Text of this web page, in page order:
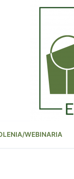
WEBINARIA